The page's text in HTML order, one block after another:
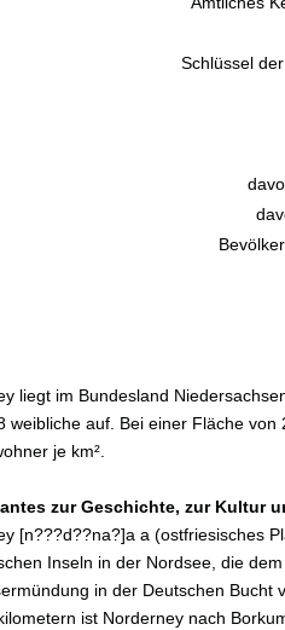
Schlüssel
liegt im Bundesland
weibliche auf. Bei einer Fläche
je km².
zur Geschichte, zur Kultur
[n???d??na?]a a (ostfriesisches
Inseln in der Nordsee, die
in der Deutschen Bucht
ist Norderney nach